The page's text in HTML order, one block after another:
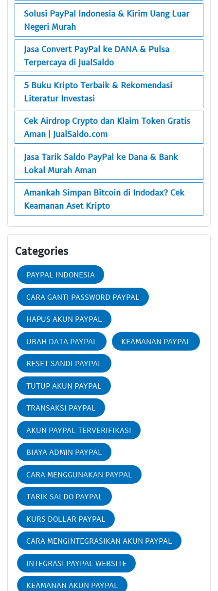
Solusi PayPal Indonesia & Kirim Uang Luar
Negeri Murah
Jasa Convert PayPal ke DANA & Pulsa
Terpercaya di JualSaldo
5 Buku Kripto Terbaik & Rekomendasi
Literatur Investasi
Cek Airdrop Crypto dan Klaim Token Gratis
Aman | JualSaldo.com
Jasa Tarik Saldo PayPal ke Dana & Bank
Lokal Murah Aman
Amankah Simpan Bitcoin di Indodax? Cek
Keamanan Aset Kripto
Categories
PAYPAL INDONESIA
CARA GANTI PASSWORD PAYPAL
HAPUS AKUN PAYPAL
UBAH DATA PAYPAL KEAMANAN PAYPAL
RESET SANDI PAYPAL
TUTUP AKUN PAYPAL
TRANSAKSI PAYPAL
AKUN PAYPAL TERVERIFIKASI
BIAYA ADMIN PAYPAL
CARA MENGGUNAKAN PAYPAL
TARIK SALDO PAYPAL
KURS DOLLAR PAYPAL
CARA MENGINTEGRASIKAN AKUN PAYPAL
INTEGRASI PAYPAL WEBSITE
KEAMANAN AKUN PAYPAL